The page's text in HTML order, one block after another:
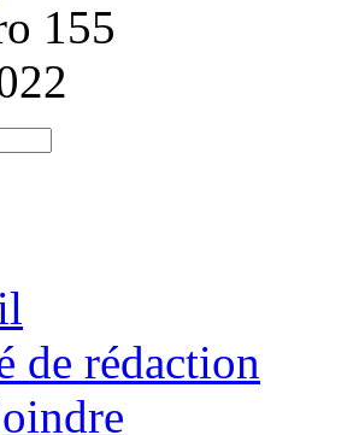
155
de rédaction